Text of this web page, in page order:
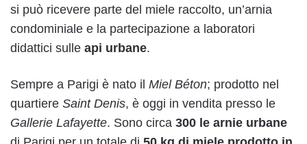
si può ricevere parte del miele raccolto, un’arnia
condominiale e la partecipazione a laboratori
didattici sulle api urbane.
Sempre a Parigi è nato il Miel Béton; prodotto nel
quartiere Saint Denis, è oggi in vendita presso le
Gallerie Lafayette. Sono circa 300 le arnie urbane